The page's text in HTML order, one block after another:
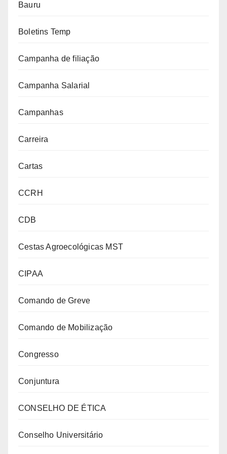
Bauru
Boletins Temp
Campanha de filiação
Campanha Salarial
Campanhas
Carreira
Cartas
CCRH
CDB
Cestas Agroecológicas MST
CIPAA
Comando de Greve
Comando de Mobilização
Congresso
Conjuntura
CONSELHO DE ÉTICA
Conselho Universitário